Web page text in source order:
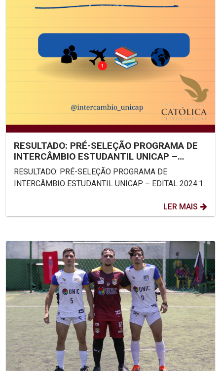
RESULTADO: PRÉ-SELEÇÃO PROGRAMA DE
INTERCÂMBIO ESTUDANTIL UNICAP –
EDITAL 2024.1
RESULTADO: PRÉ-SELEÇÃO PROGRAMA DE
INTERCÂMBIO ESTUDANTIL UNICAP – EDITAL 2024.1
LER MAIS